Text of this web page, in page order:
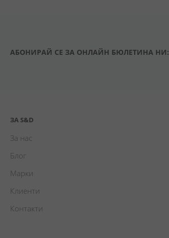
АБОНИРАЙ СЕ ЗА ОНЛАЙН БЮЛЕТИНА НИ:
ЗА S&D
За нас
Блог
Марки
Клиенти
Контакти